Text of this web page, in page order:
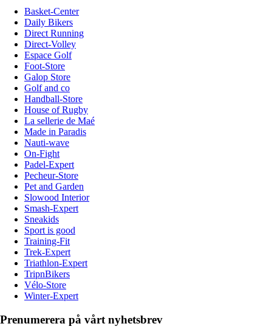
Basket-Center
Daily Bikers
Direct Running
Direct-Volley
Espace Golf
Foot-Store
Galop Store
Golf and co
Handball-Store
House of Rugby
La sellerie de Maé
Made in Paradis
Nauti-wave
On-Fight
Padel-Expert
Pecheur-Store
Pet and Garden
Slowood Interior
Smash-Expert
Sneakids
Sport is good
Training-Fit
Trek-Expert
Triathlon-Expert
TripnBikers
Vélo-Store
Winter-Expert
Prenumerera på vårt nyhetsbrev